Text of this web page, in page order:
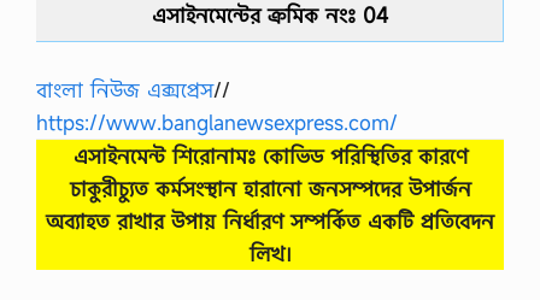
এসাইনমেন্টের ক্রমিক নংঃ 04
বাংলা নিউজ এক্সপ্রেস//
https://www.banglanewsexpress.com/
এসাইনমেন্ট শিরোনামঃ কোভিড পরিস্থিতির কারণে
চাকুরীচ্যুত কর্মসংস্থান হারানাে জনসম্পদের উপার্জন
অব্যাহত রাখার উপায় নির্ধারণ সম্পর্কিত একটি প্রতিবেদন
লিখ।